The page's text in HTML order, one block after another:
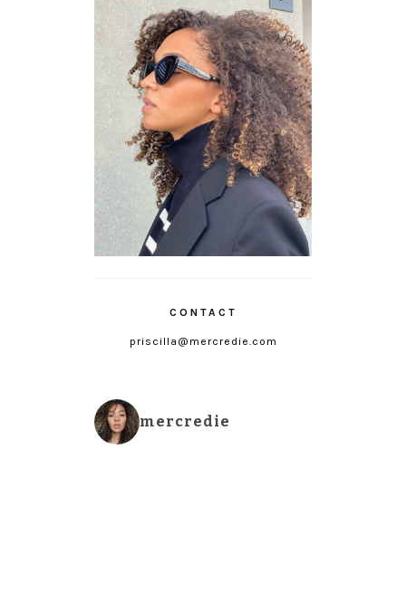
CONTACT
priscilla@mercredie.com
mercredie